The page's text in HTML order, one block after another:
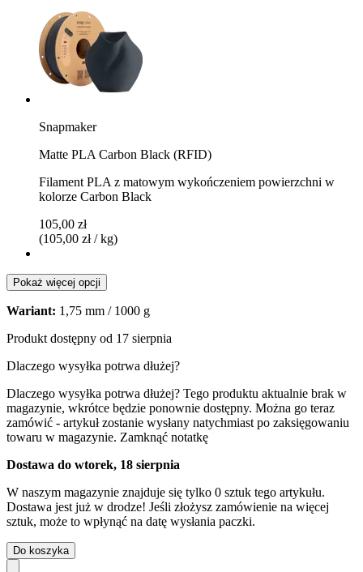
Snapmaker
Matte PLA Carbon Black (RFID)
Filament PLA z matowym wykończeniem powierzchni w
kolorze Carbon Black
105,00 zł
(105,00 zł / kg)
Pokaż więcej opcji
Wariant: 1,75 mm / 1000 g
Produkt dostępny od 17 sierpnia
Dlaczego wysyłka potrwa dłużej?
Dlaczego wysyłka potrwa dłużej? Tego produktu aktualnie brak w
magazynie, wkrótce będzie ponownie dostępny. Można go teraz
zamówić - artykuł zostanie wysłany natychmiast po zaksięgowaniu
towaru w magazynie. Zamknąć notatkę
Dostawa do wtorek, 18 sierpnia
W naszym magazynie znajduje się tylko 0 sztuk tego artykułu.
Dostawa jest już w drodze! Jeśli złożysz zamówienie na więcej
sztuk, może to wpłynąć na datę wysłania paczki.
Do koszyka